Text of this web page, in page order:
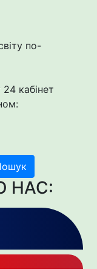
по-
кабінет
НАС: